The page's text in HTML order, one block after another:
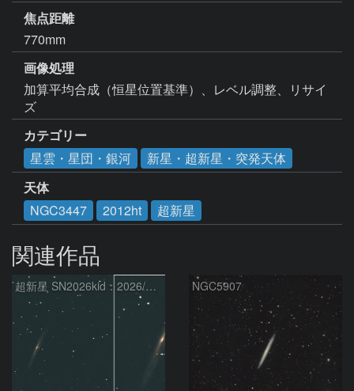
焦点距離
770mm
画像処理
加算平均合成（恒星位置基準）、レベル調整、リサイ
ズ
カテゴリー
星雲・星団・銀河
新星・超新星・突発天体
天体
NGC3447
2012ht 超新星
関連作品
超新星 SN2026kid：2026/05/18 NGC5907